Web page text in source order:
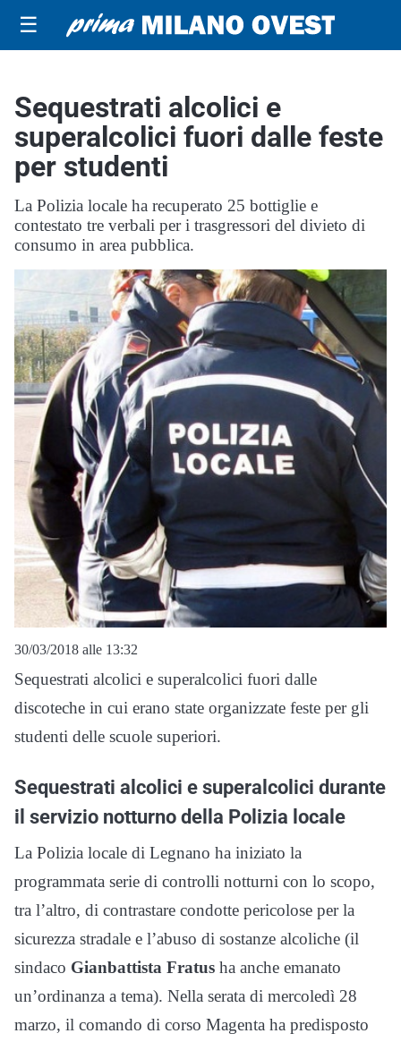
☰
Sequestrati alcolici e
superalcolici fuori dalle feste
per studenti
La Polizia locale ha recuperato 25 bottiglie e
contestato tre verbali per i trasgressori del divieto di
consumo in area pubblica.
30/03/2018 alle 13:32
Sequestrati alcolici e superalcolici fuori dalle
discoteche in cui erano state organizzate feste per gli
studenti delle scuole superiori.
Sequestrati alcolici e superalcolici durante
il servizio notturno della Polizia locale
La Polizia locale di Legnano ha iniziato la
programmata serie di controlli notturni con lo scopo,
tra l’altro, di contrastare condotte pericolose per la
sicurezza stradale e l’abuso di sostanze alcoliche (il
sindaco Gianbattista Fratus ha anche emanato
un’ordinanza a tema). Nella serata di mercoledì 28
marzo, il comando di corso Magenta ha predisposto